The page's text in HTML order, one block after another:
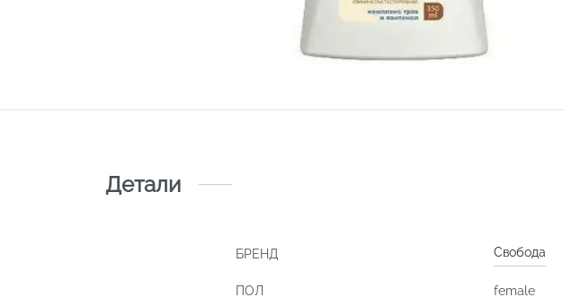
Детали
БРЕНД Свобода
ПОЛ female